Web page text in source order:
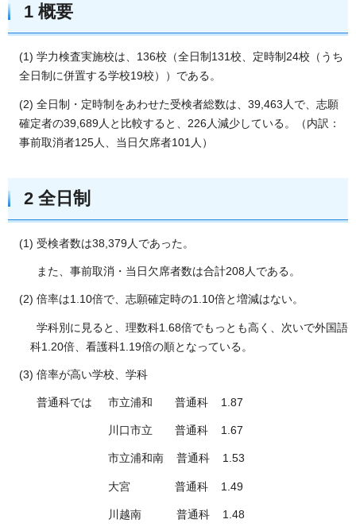
1 概要
(1) 学力検査実施校は、136校（全日制131校、定時制24校（うち
全日制に併置する学校19校））である。
(2) 全日制・定時制をあわせた受検者総数は、39,463人で、志願
確定者の39,689人と比較すると、226人減少している。（内訳：
事前取消者125人、当日欠席者101人）
2 全日制
(1) 受検者数は38,379人であった。​​​​​​
また、事前取消・当日欠席者数は合計208人である。
(2) 倍率は1.10倍で、志願確定時の1.10倍と増減はない。
学科別に見ると、理数科1.68倍でもっとも高く、次いで外国語
科1.20倍、看護科1.19倍の順となっている。
(3) 倍率が高い学校、学科
普通科では 市立浦和 普通科 1.87
川口市立 普通科 1.67
市立浦和南 普通科 1.53
大宮 普通科 1.49
川越南 普通科 1.48